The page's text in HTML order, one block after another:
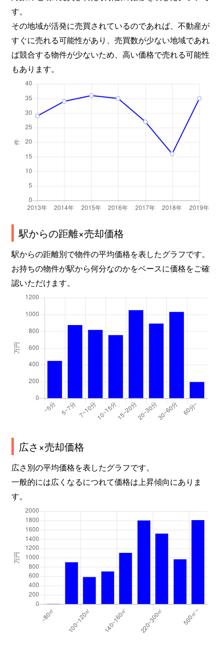
す。
その地域が活発に売買されているのであれば、不動産が
すぐに売れる可能性があり、売買数が少ない地域であれ
ば競合する物件が少ないため、高い価格で売れる可能性
もあります。
駅からの距離×売却価格
駅からの距離別で物件の平均価格を表したグラフです。
お持ちの物件が駅から何分なのかをベースに価格をご確
認いただけます。
広さ×売却価格
広さ別の平均価格を表したグラフです。
一般的には広くなるにつれて価格は上昇傾向にありま
す。